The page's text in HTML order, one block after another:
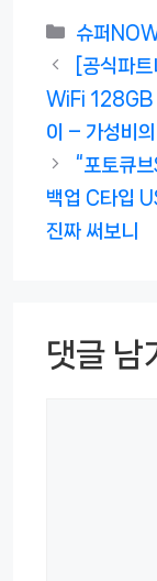
카
테
리
슈퍼
[공식파
WiFi
이 – 가성비의
“포토큐
백업 C타입
진짜 써보니
댓글 남